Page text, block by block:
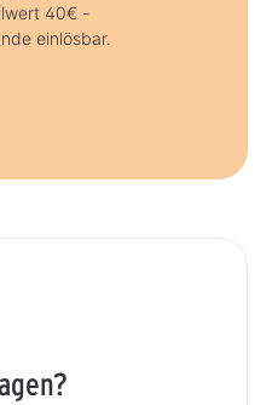
40€ -
einlösbar.